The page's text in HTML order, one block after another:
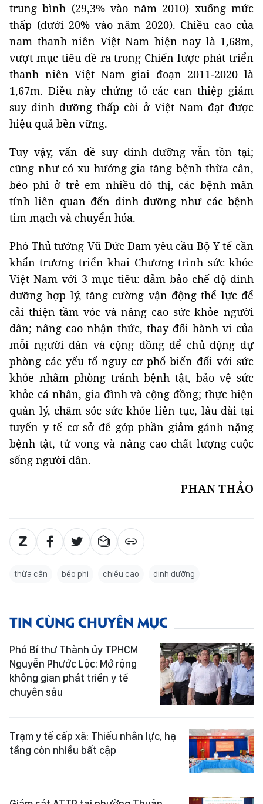
trung bình (29,3% vào năm 2010) xuống mức
thấp (dưới 20% vào năm 2020). Chiều cao của
nam thanh niên Việt Nam hiện nay là 1,68m,
vượt mục tiêu đề ra trong Chiến lược phát triển
thanh niên Việt Nam giai đoạn 2011-2020 là
1,67m. Điều này chứng tỏ các can thiệp giảm
suy dinh dưỡng thấp còi ở Việt Nam đạt được
hiệu quả bền vững.
Tuy vậy, vấn đề suy dinh dưỡng vẫn tồn tại;
cũng như có xu hướng gia tăng bệnh thừa cân,
béo phì ở trẻ em nhiều đô thị, các bệnh mãn
tính liên quan đến dinh dưỡng như các bệnh
tim mạch và chuyển hóa.
Phó Thủ tướng Vũ Đức Đam yêu cầu Bộ Y tế cần
khẩn trương triển khai Chương trình sức khỏe
Việt Nam với 3 mục tiêu: đảm bảo chế độ dinh
dưỡng hợp lý, tăng cường vận động thể lực để
cải thiện tầm vóc và nâng cao sức khỏe người
dân; nâng cao nhận thức, thay đổi hành vi của
mỗi người dân và cộng đồng để chủ động dự
phòng các yếu tố nguy cơ phổ biến đối với sức
khỏe nhằm phòng tránh bệnh tật, bảo vệ sức
khỏe cá nhân, gia đình và cộng đồng; thực hiện
quản lý, chăm sóc sức khỏe liên tục, lâu dài tại
tuyến y tế cơ sở để góp phần giảm gánh nặng
bệnh tật, tử vong và nâng cao chất lượng cuộc
sống người dân.
PHAN THẢO
thừa cân béo phì chiều cao dinh dưỡng
TIN CÙNG CHUYÊN MỤC
Phó Bí thư Thành ủy TPHCM
Nguyễn Phước Lộc: Mở rộng
không gian phát triển y tế
chuyên sâu
Trạm y tế cấp xã: Thiếu nhân lực, hạ
tầng còn nhiều bất cập